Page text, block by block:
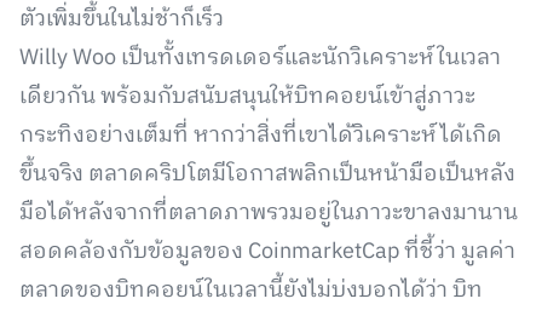
ตัวเพิ่มขึ้นในไม่ช้าก็เร็ว
Willy Woo เป็นทั้งเทรดเดอร์และนักวิเคราะห์ในเวลา
เดียวกัน พร้อมกับสนับสนุนให้บิทคอยน์เข้าสู่ภาวะ
กระทิงอย่างเต็มที่ หากว่าสิ่งที่เขาได้วิเคราะห์ได้เกิด
ขึ้นจริง ตลาดคริปโตมีโอกาสพลิกเป็นหน้ามือเป็นหลัง
มือได้หลังจากที่ตลาดภาพรวมอยู่ในภาวะขาลงมานาน
สอดคล้องกับข้อมูลของ CoinmarketCap ที่ชี้ว่า มูลค่า
ตลาดของบิทคอยน์ในเวลานี้ยังไม่บ่งบอกได้ว่า บิท